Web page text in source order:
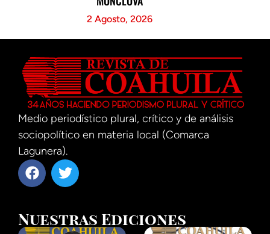
2 Agosto, 2026
Medio periodístico plural, crítico y de análisis
sociopolítico en materia local (Comarca
Lagunera).
Nuestras Ediciones